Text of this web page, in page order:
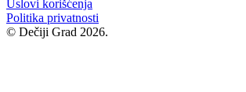
Uslovi korišćenja
Politika privatnosti
© Dečiji Grad 2026.